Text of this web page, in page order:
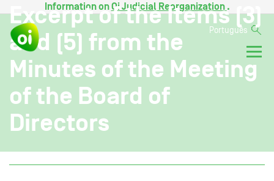
Information onOi Judicial Reorganization .
Português
Excerpt of the Items (3)
and (5) from the
Minutes of the Meeting
of the Board of
Directors